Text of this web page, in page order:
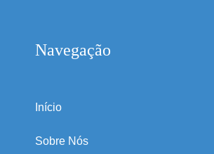
Navegação
Início
Sobre Nós